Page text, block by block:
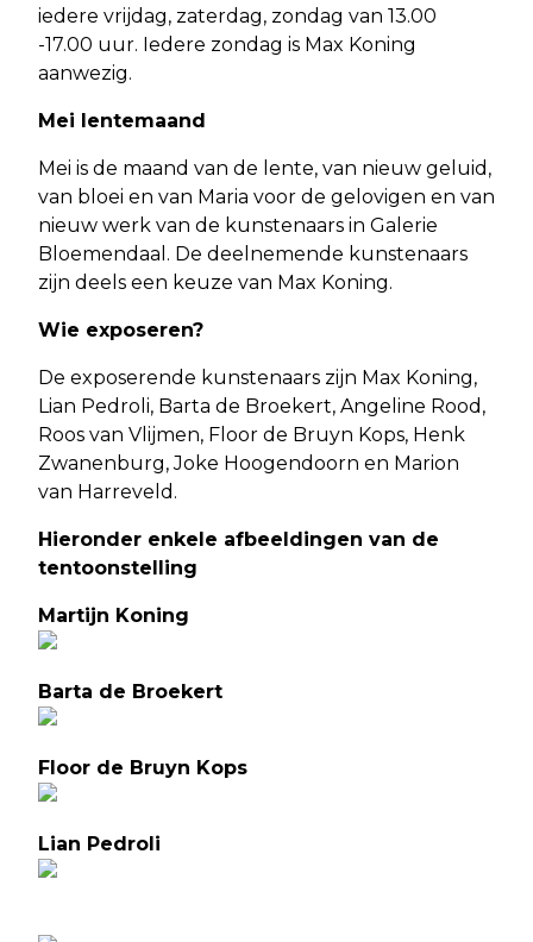
iedere vrijdag, zaterdag, zondag van 13.00
-17.00 uur. Iedere zondag is Max Koning
aanwezig.
Mei lentemaand
Mei is de maand van de lente, van nieuw geluid,
van bloei en van Maria voor de gelovigen en van
nieuw werk van de kunstenaars in Galerie
Bloemendaal. De deelnemende kunstenaars
zijn deels een keuze van Max Koning.
Wie exposeren?
De exposerende kunstenaars zijn Max Koning,
Lian Pedroli, Barta de Broekert, Angeline Rood,
Roos van Vlijmen, Floor de Bruyn Kops, Henk
Zwanenburg, Joke Hoogendoorn en Marion
van Harreveld.
Hieronder enkele afbeeldingen van de
tentoonstelling
Martijn Koning
Barta de Broekert
Floor de Bruyn Kops
Lian Pedroli